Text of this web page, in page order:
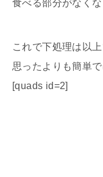
食べる部分がなく
これで下処理は以上
思ったよりも簡単
[quads id=2]